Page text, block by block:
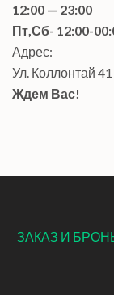
12:00 — 23:00
Пт,Сб- 12:00-
Адрес:
Ул. Коллонтай
Ждем Вас!
ЗАКАЗ И БРОНЬ